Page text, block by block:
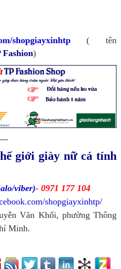
shopgiayxinhtp( tên
Fashion)
giới giày nữ cá tính
viber)- 0971 177 104
shopgiayxinhtp/
Văn Khối, phường Thông
Minh.